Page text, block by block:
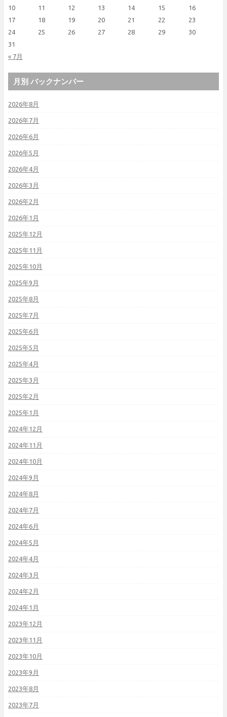
« 7月
10
11 12 13 14 15
16
17
18 19 20 21 22
23
24
25 26 27 28 29
30
31
月別 バックナンバー
2026年8月
2026年7月
2026年6月
2026年5月
2026年4月
2026年3月
2026年2月
2026年1月
2025年12月
2025年11月
2025年10月
2025年9月
2025年8月
2025年7月
2025年6月
2025年5月
2025年4月
2025年3月
2025年2月
2025年1月
2024年12月
2024年11月
2024年10月
2024年9月
2024年8月
2024年7月
2024年6月
2024年5月
2024年4月
2024年3月
2024年2月
2024年1月
2023年12月
2023年11月
2023年10月
2023年9月
2023年8月
2023年7月